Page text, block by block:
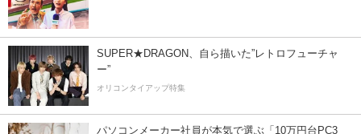
SUPER★DRAGON、自ら描いた”レトロフューチャ
ー”
オリコンタイアップ特集
パソコンメーカー社員が本気で選ぶ「10万円台PC3